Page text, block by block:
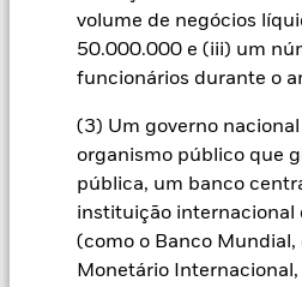
volume de negócios
50.000.000 e (iii) um
funcionários durante o
(3) Um governo
organismo público que
pública, um banco
instituição internacional
(como o Banco Mundial,
Monetário Internacional,
categorias de acções com
assinaladas com a expressão
dirigido à sociedade gestora do
todas as categorias de acções com
Na medida em que o Fundo
mobiliários para reduzir os custos,
das receitas associadas geradas e
recebidos pela BlackRock
de valores mobiliários. Uma vez
empréstimos de valores